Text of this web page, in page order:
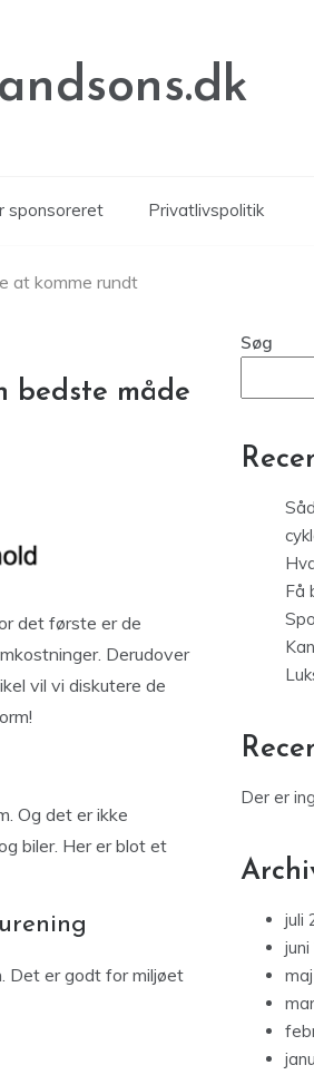
sponsoreret Privatlivspolitik
at komme rundt
bedste måde
det første er de
Derudover
vil vi diskutere de
Og det er ikke
biler. Her er blot et
Det er godt for miljøet
Søg
Få
Der er
juli